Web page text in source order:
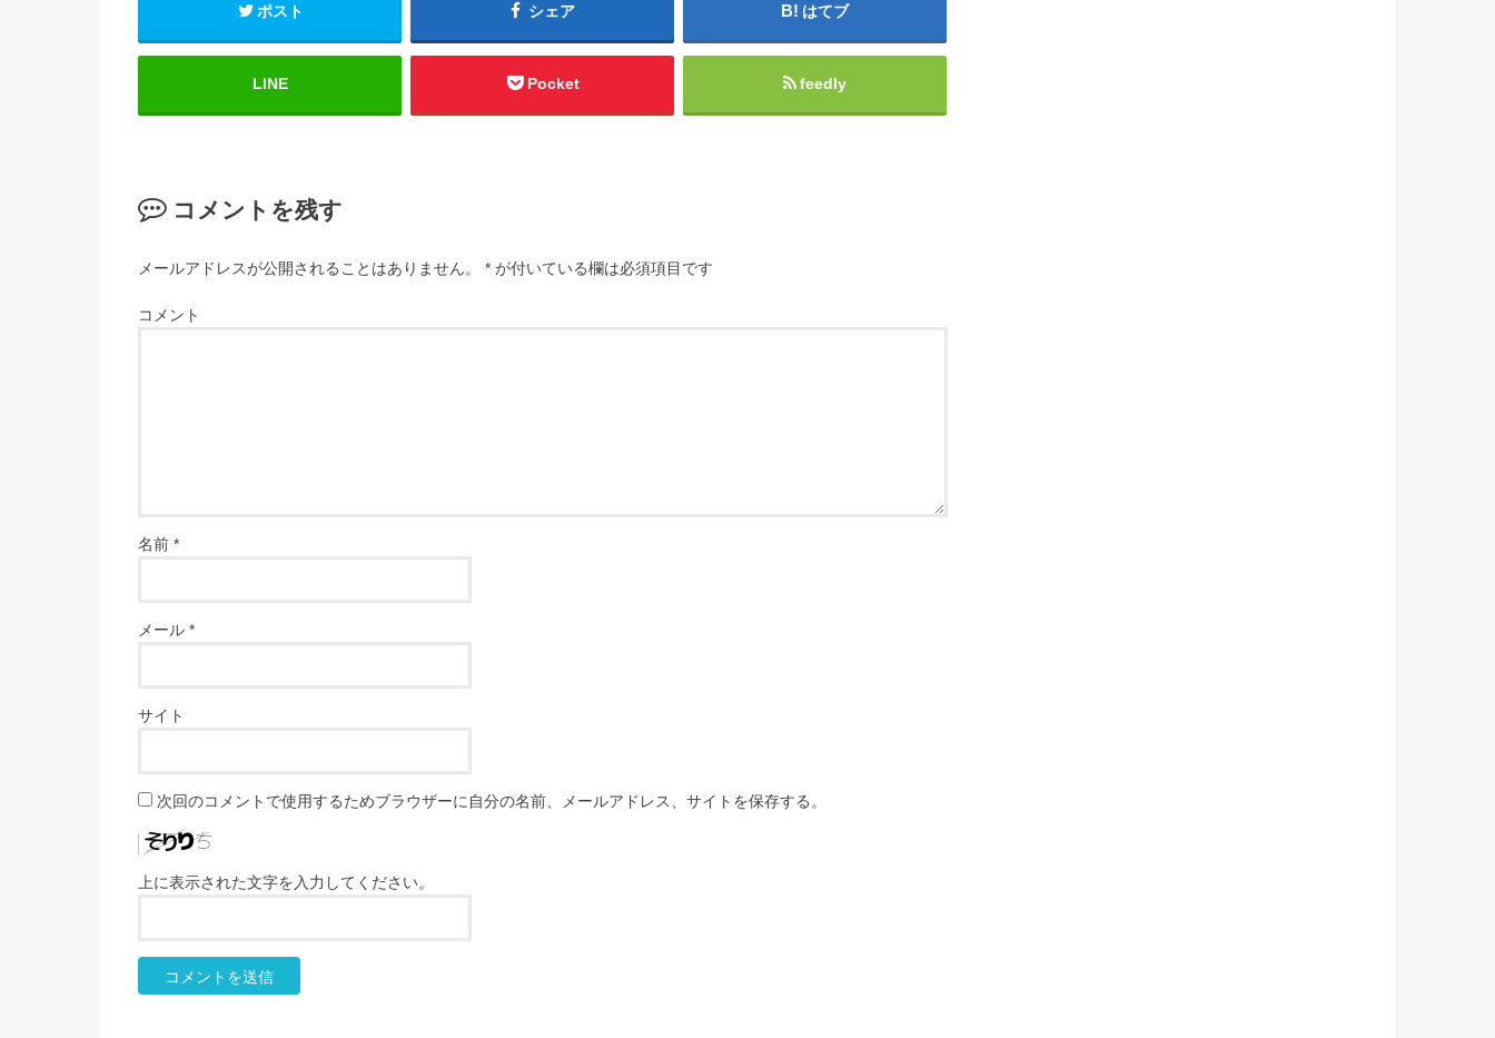
ポスト シェア はてブ
LINE Pocket feedly
コメントを残す
メールアドレスが公開されることはありません。 * が付いている欄は必須項目です
コメント
名前 *
メール *
サイト
次回のコメントで使用するためブラウザーに自分の名前、メールアドレス、サイトを保存する。
上に表示された文字を入力してください。